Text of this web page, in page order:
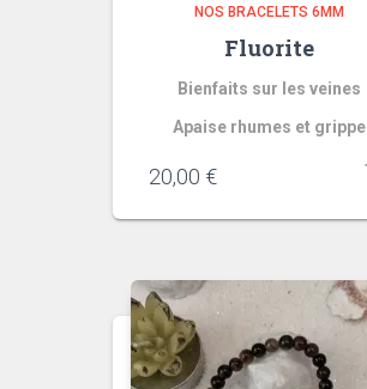
NOS BRACELETS 6MM
Fluorite
Bienfaits sur les veines
Apaise rhumes et grippe
20,00 €